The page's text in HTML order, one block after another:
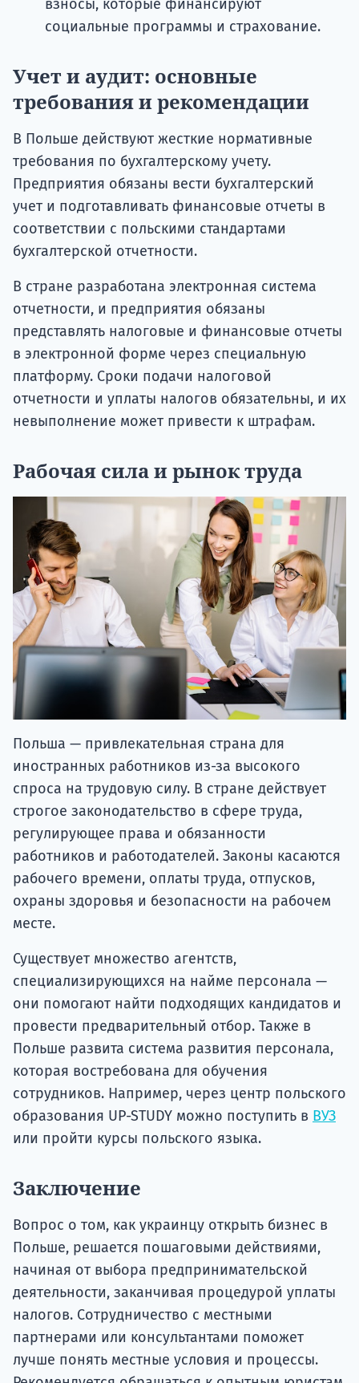
взносы, которые финансируют
социальные программы и страхование.
Учет и аудит: основные
требования и рекомендации
В Польше действуют жесткие нормативные
требования по бухгалтерскому учету.
Предприятия обязаны вести бухгалтерский
учет и подготавливать финансовые отчеты в
соответствии с польскими стандартами
бухгалтерской отчетности.
В стране разработана электронная система
отчетности, и предприятия обязаны
представлять налоговые и финансовые отчеты
в электронной форме через специальную
платформу. Сроки подачи налоговой
отчетности и уплаты налогов обязательны, и их
невыполнение может привести к штрафам.
Рабочая сила и рынок труда
Польша — привлекательная страна для
иностранных работников из-за высокого
спроса на трудовую силу. В стране действует
строгое законодательство в сфере труда,
регулирующее права и обязанности
работников и работодателей. Законы касаются
рабочего времени, оплаты труда, отпусков,
охраны здоровья и безопасности на рабочем
месте.
Существует множество агентств,
специализирующихся на найме персонала —
они помогают найти подходящих кандидатов и
провести предварительный отбор. Также в
Польше развита система развития персонала,
которая востребована для обучения
сотрудников. Например, через центр польского
образования UP-STUDY можно поступить в ВУЗ
или пройти курсы польского языка.
Заключение
Вопрос о том, как украинцу открыть бизнес в
Польше, решается пошаговыми действиями,
начиная от выбора предпринимательской
деятельности, заканчивая процедурой уплаты
налогов. Сотрудничество с местными
партнерами или консультантами поможет
лучше понять местные условия и процессы.